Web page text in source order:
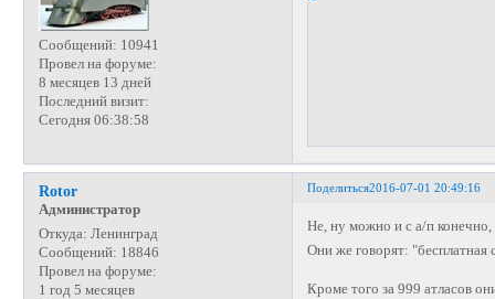
Сообщений: 10941
Провел на форуме:
8 месяцев 13 дней
Последний визит:
Сегодня 06:38:58
Поделиться2016-07-01 20:49:16
Rotor
Администратор
Откуда: Ленинград
Сообщений: 18846
Провел на форуме:
1 год 5 месяцев
Не, ну можно и с а/п конечно,
Они же говорят: "бесплатная
Кроме того за 999 атласов